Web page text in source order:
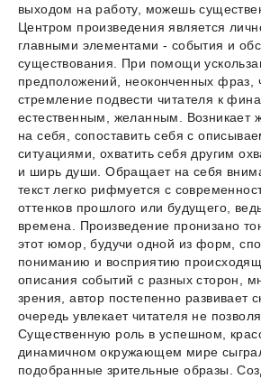
выходом на работу, можешь
Центром произведения является
главными элементами - события и
существования. При помощи
предположений, неоконченных фраз,
стремление подвести читателя к
естественным, желанным. Возникает
на себя, сопоставить себя с
ситуациями, охватить себя другим
и ширь души. Обращает на себя
текст легко рифмуется с
оттенков прошлого или будущего,
времена. Произведение пронизано
этот юмор, будучи одной из форм,
пониманию и восприятию
описания событий с разных сторон,
зрения, автор постепенно развивает
очередь увлекает читателя не
Существенную роль в успешном,
динамичном окружающем мире
подобранные зрительные образы.